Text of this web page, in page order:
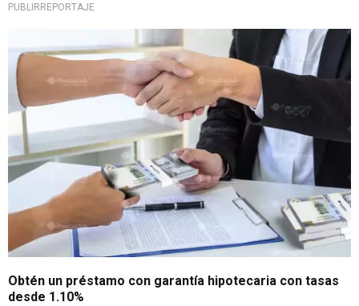
PUBLIRREPORTAJE
Obtén un préstamo con garantía hipotecaria con tasas
desde 1.10%